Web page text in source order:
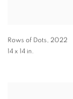
Rows of Dots, 2022
14 x 14 in.